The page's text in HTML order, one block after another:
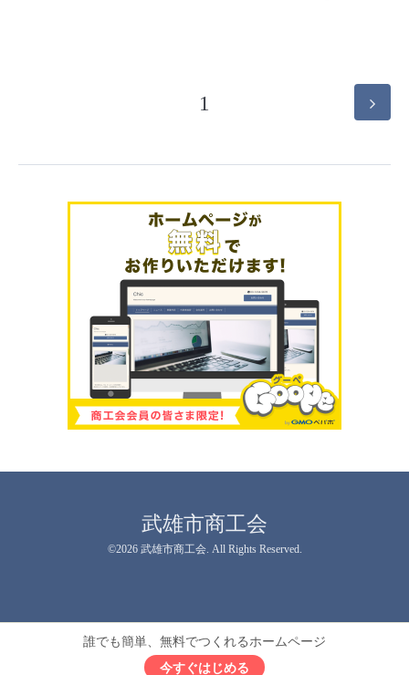
1
武雄市商工会
©2026 武雄市商工会. All Rights Reserved.
誰でも簡単、無料でつくれるホームページ
今すぐはじめる